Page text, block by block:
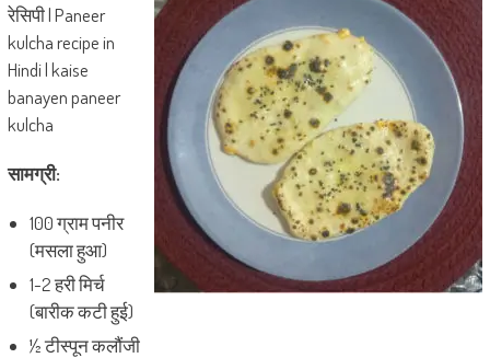
रेसिपी | Paneer
kulcha recipe in
Hindi | kaise
banayen paneer
kulcha
सामग्री:
100 ग्राम पनीर
(मसला हुआ)
1-2 हरी मिर्च
(बारीक कटी हुई)
½ टीस्पून कलौंजी